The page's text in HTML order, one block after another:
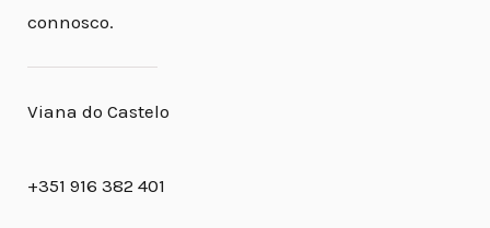
connosco.
Viana do Castelo
+351 916 382 401